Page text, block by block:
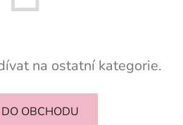
na ostatní kategorie.
OBCHODU